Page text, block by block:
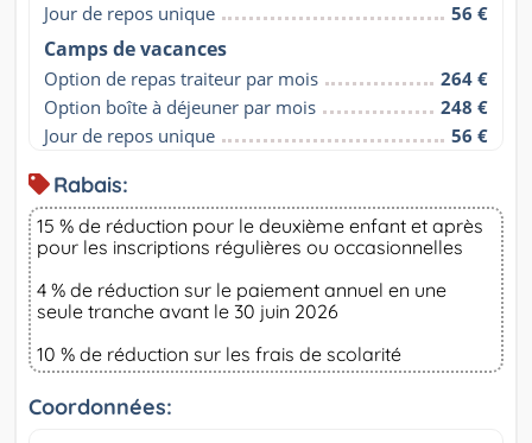
Jour de repos unique
56 €
Camps de vacances
Option de repas traiteur par mois
264 €
Option boîte à déjeuner par mois
248 €
Jour de repos unique
56 €
Rabais:
15 % de réduction pour le deuxième enfant et après
pour les inscriptions régulières ou occasionnelles
4 % de réduction sur le paiement annuel en une
seule tranche avant le 30 juin 2026
10 % de réduction sur les frais de scolarité
Coordonnées: